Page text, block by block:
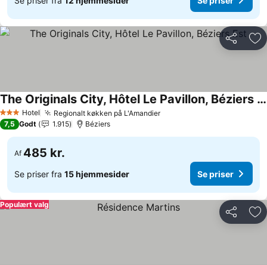
Del
3 StjernerHotel Regionalt køkken på L'AmandierSe priser
The Originals City, Hôtel Le Pavillon, Béziers Est
Se priser
7,5 Godt 1.915 Béziers
Af 485 kr.
Se priser fra 15 hjemmesider Se priser
Del
Populært valg